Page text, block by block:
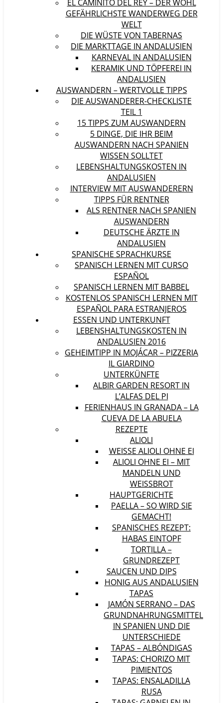
EL CAMINITO DEL REY – DER WOHL
GEFÄHRLICHSTE WANDERWEG DER
WELT
DIE WÜSTE VON TABERNAS
DIE MARKTTAGE IN ANDALUSIEN
KARNEVAL IN ANDALUSIEN
KERAMIK UND TÖPFEREI IN
ANDALUSIEN
AUSWANDERN – WERTVOLLE TIPPS
DIE AUSWANDERER-CHECKLISTE
TEIL 1
15 TIPPS ZUM AUSWANDERN
5 DINGE, DIE IHR BEIM
AUSWANDERN NACH SPANIEN
WISSEN SOLLTET
LEBENSHALTUNGSKOSTEN IN
ANDALUSIEN
INTERVIEW MIT AUSWANDERERN
TIPPS FÜR RENTNER
ALS RENTNER NACH SPANIEN
AUSWANDERN
DEUTSCHE ÄRZTE IN
ANDALUSIEN
SPANISCHE SPRACHKURSE
SPANISCH LERNEN MIT CURSO
ESPAÑOL
SPANISCH LERNEN MIT BABBEL
KOSTENLOS SPANISCH LERNEN MIT
ESPAÑOL PARA ESTRANJEROS
ESSEN UND UNTERKUNFT
LEBENSHALTUNGSKOSTEN IN
ANDALUSIEN 2016
GEHEIMTIPP IN MOJÁCAR – PIZZERIA
IL GIARDINO
UNTERKÜNFTE
ALBIR GARDEN RESORT IN
L’ALFAS DEL PI
FERIENHAUS IN GRANADA – LA
CUEVA DE LA ABUELA
REZEPTE
ALIOLI
WEISSE ALIOLI OHNE EI
ALIOLI OHNE EI – MIT
MANDELN UND
WEISSBROT
HAUPTGERICHTE
PAELLA – SO WIRD SIE
GEMACHT!
SPANISCHES REZEPT:
HABAS EINTOPF
TORTILLA –
GRUNDREZEPT
SAUCEN UND DIPS
HONIG AUS ANDALUSIEN
TAPAS
JAMÓN SERRANO – DAS
GRUNDNAHRUNGSMITTEL
IN SPANIEN UND DIE
UNTERSCHIEDE
TAPAS – ALBÓNDIGAS
TAPAS: CHORIZO MIT
PIMIENTOS
TAPAS: ENSALADILLA
RUSA